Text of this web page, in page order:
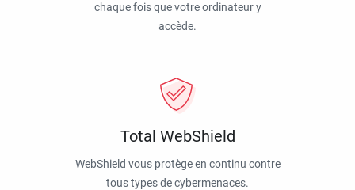
chaque fois que votre ordinateur y
accède.
Total WebShield
WebShield vous protège en continu contre
tous types de cybermenaces.